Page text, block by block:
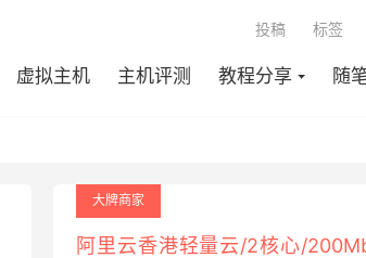
虚拟主机 主机评测 教程分享 随
投稿 标签
大牌商家
阿里云香港轻量云/2核心/